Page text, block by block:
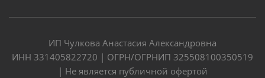
ИП Чулкова Анастасия Александровна
ИНН 331405822720 | ОГРН/ОГРНИП 325508100350519
| Не является публичной офертой